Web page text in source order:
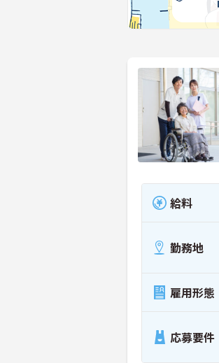
給料
勤務地
雇用形態
応募要件